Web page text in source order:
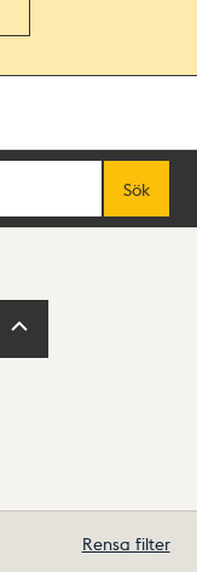
Sök
Rensa filter